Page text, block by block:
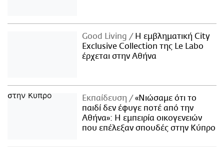
Good Living
Η εμβληματική City
Exclusive Collection της Le Labo
έρχεται στην Αθήνα
Εκπαίδευση
«Νιώσαμε ότι το
παιδί δεν έφυγε ποτέ από την
Αθήνα»: Η εμπειρία οικογενειών
που επέλεξαν σπουδές στην Κύπρο